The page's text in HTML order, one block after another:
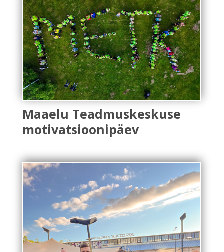
Maaelu Teadmuskeskuse
motivatsioonipäev